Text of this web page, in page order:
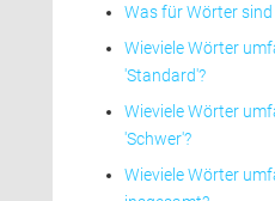
Was für Wörter
Wieviele Wörter
'Standard'?
Wieviele Wörter
'Schwer'?
Wieviele Wörter